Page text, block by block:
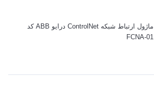
ماژول ارتباط شبکه ControlNet درایو ABB کد
FCNA-01